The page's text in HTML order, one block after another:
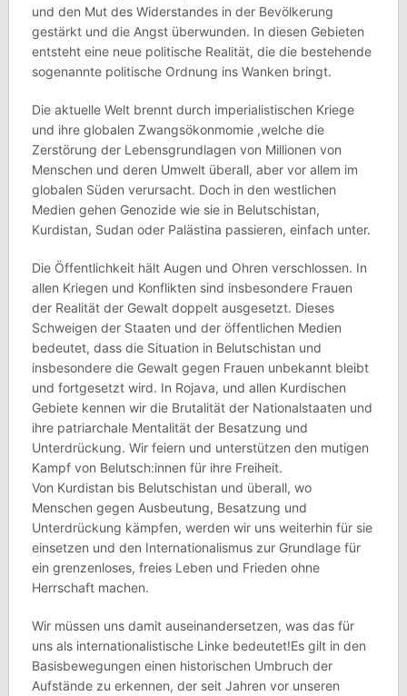
und den Mut des Widerstandes in der Bevölkerung
gestärkt und die Angst überwunden. In diesen Gebieten
entsteht eine neue politische Realität, die die bestehende
sogenannte politische Ordnung ins Wanken bringt.
Die aktuelle Welt brennt durch imperialistischen Kriege
und ihre globalen Zwangsökonmomie ,welche die
Zerstörung der Lebensgrundlagen von Millionen von
Menschen und deren Umwelt überall, aber vor allem im
globalen Süden verursacht. Doch in den westlichen
Medien gehen Genozide wie sie in Belutschistan,
Kurdistan, Sudan oder Palästina passieren, einfach unter.
Die Öffentlichkeit hält Augen und Ohren verschlossen. In
allen Kriegen und Konflikten sind insbesondere Frauen
der Realität der Gewalt doppelt ausgesetzt. Dieses
Schweigen der Staaten und der öffentlichen Medien
bedeutet, dass die Situation in Belutschistan und
insbesondere die Gewalt gegen Frauen unbekannt bleibt
und fortgesetzt wird. In Rojava, und allen Kurdischen
Gebiete kennen wir die Brutalität der Nationalstaaten und
ihre patriarchale Mentalität der Besatzung und
Unterdrückung. Wir feiern und unterstützen den mutigen
Kampf von Belutsch:innen für ihre Freiheit.
Von Kurdistan bis Belutschistan und überall, wo
Menschen gegen Ausbeutung, Besatzung und
Unterdrückung kämpfen, werden wir uns weiterhin für sie
einsetzen und den Internationalismus zur Grundlage für
ein grenzenloses, freies Leben und Frieden ohne
Herrschaft machen.
Wir müssen uns damit auseinandersetzen, was das für
uns als internationalistische Linke bedeutet!Es gilt in den
Basisbewegungen einen historischen Umbruch der
Aufstände zu erkennen, der seit Jahren vor unseren